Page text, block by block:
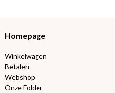
Homepage
Winkelwagen
Betalen
Webshop
Onze Folder